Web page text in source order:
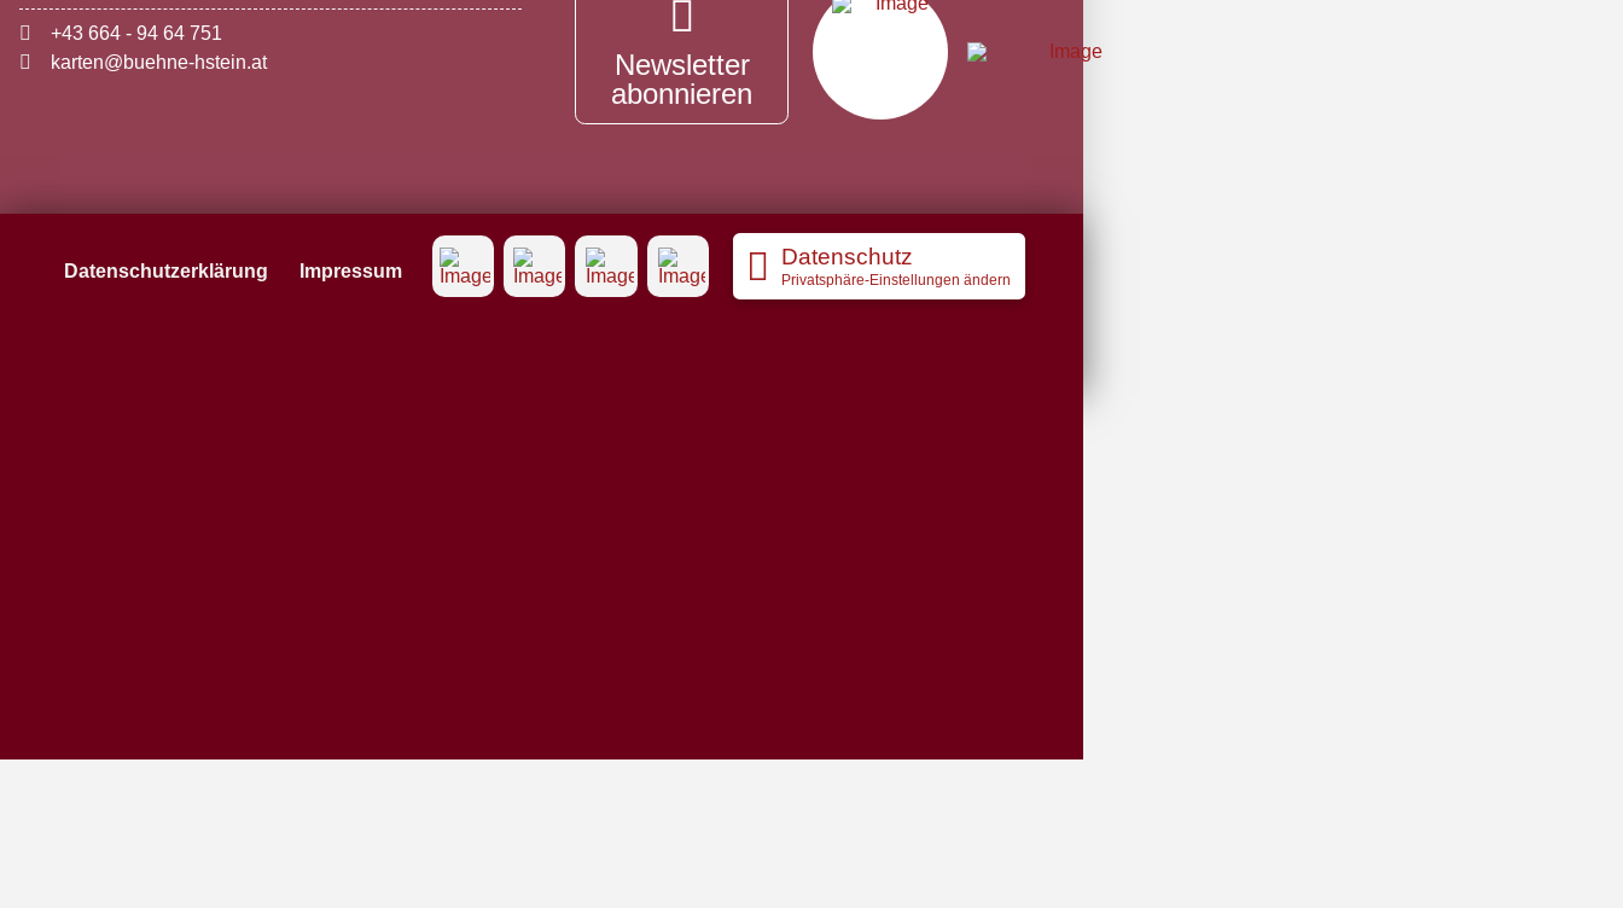
+43 664 - 94 64 751
karten@buehne-hstein.at
Newsletter
abonnieren
Datenschutzerklärung Impressum
Datenschutz
Privatsphäre-Einstellungen ändern